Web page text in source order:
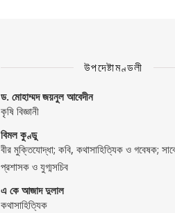
উপদেষ্টামণ্ডলী
ড. মোহাম্মদ জয়নুল আবেদীন
কৃষি বিজ্ঞানী
বিমল কুণ্ডু
বীর মুক্তিযোদ্ধা; কবি, কথাসাহিত্যিক ও গবেষক;
প্রশাসক ও যুগ্মসচিব
এ কে আজাদ দুলাল
কথাসাহিত্যিক